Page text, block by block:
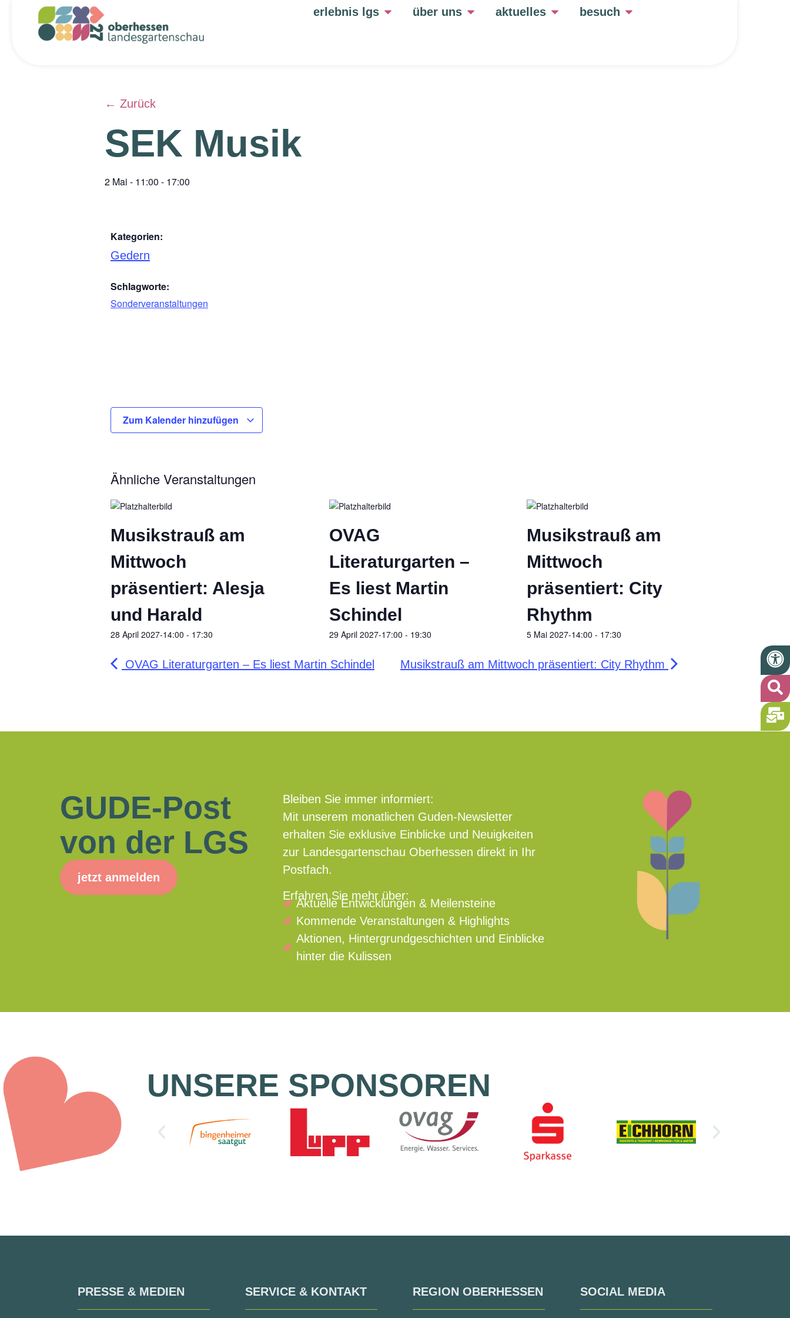
erlebnis lgs über uns aktuelles besuch
← Zurück
SEK Musik
2 Mai - 11:00 - 17:00
Kategorien:
Gedern
Schlagworte:
Sonderveranstaltungen
Zum Kalender hinzufügen
Ähnliche Veranstaltungen
Musikstrauß am
Mittwoch
präsentiert: Alesja
und Harald
28 April 2027-14:00 - 17:30
OVAG
Literaturgarten –
Es liest Martin
Schindel
29 April 2027-17:00 - 19:30
Musikstrauß am
Mittwoch
präsentiert: City
Rhythm
5 Mai 2027-14:00 - 17:30
OVAG Literaturgarten – Es liest Martin Schindel Musikstrauß am Mittwoch präsentiert: City Rhythm
GUDE-Post
von der LGS
jetzt anmelden
Bleiben Sie immer informiert:
Mit unserem monatlichen Guden-Newsletter
erhalten Sie exklusive Einblicke und Neuigkeiten
zur Landesgartenschau Oberhessen direkt in Ihr
Postfach.
Erfahren Sie mehr über:
Aktuelle Entwicklungen & Meilensteine
Kommende Veranstaltungen & Highlights
Aktionen, Hintergrundgeschichten und Einblicke
hinter die Kulissen
UNSERE SPONSOREN
PRESSE & MEDIEN SERVICE & KONTAKT REGION OBERHESSEN SOCIAL MEDIA